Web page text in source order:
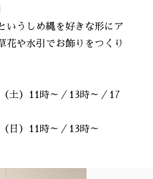
うしめ縄を好きな形にア
花や水引でお飾りをつくり
土）11時～／13時～／17
11時～／13時～